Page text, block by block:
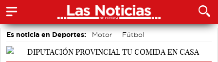
Es noticia en Deportes: Motor
Fútbol
Bolos conquenses